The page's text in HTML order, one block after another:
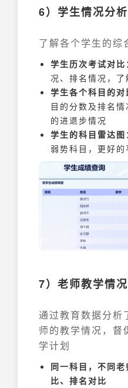
6）学生情况分析
了解各个学生的综
学生历次考试对比
况、排名情况，
学生各个科目的对
目的分数及排名
的进退步情况
学生的科目雷达图
弱势科目，更好
7）老师教学情况
通过教育数据分析
师的教学情况，督
学计划
同一科目，不同
比、排名对比